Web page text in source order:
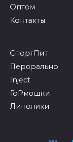
Оптом
Контакты
СпортПит
Перорально
Inject
ГоРмошки
Липолики